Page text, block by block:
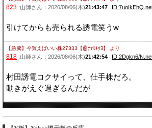
823 :山師さん：2026/08/06(木)21:43:47
引けてからも売られる誘電笑うw
【急騰】今買えばいい株27333【🤖ﾅﾔﾐｷｸﾖ】 より
818 :山師さん：2026/08/06(木)21:42:54 ID:2Dgkn6/
村田誘電コクサイって、仕手株だろ。
動きがえぐ過ぎるんだが